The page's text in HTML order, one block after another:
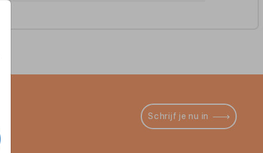
Schrijf je nu in